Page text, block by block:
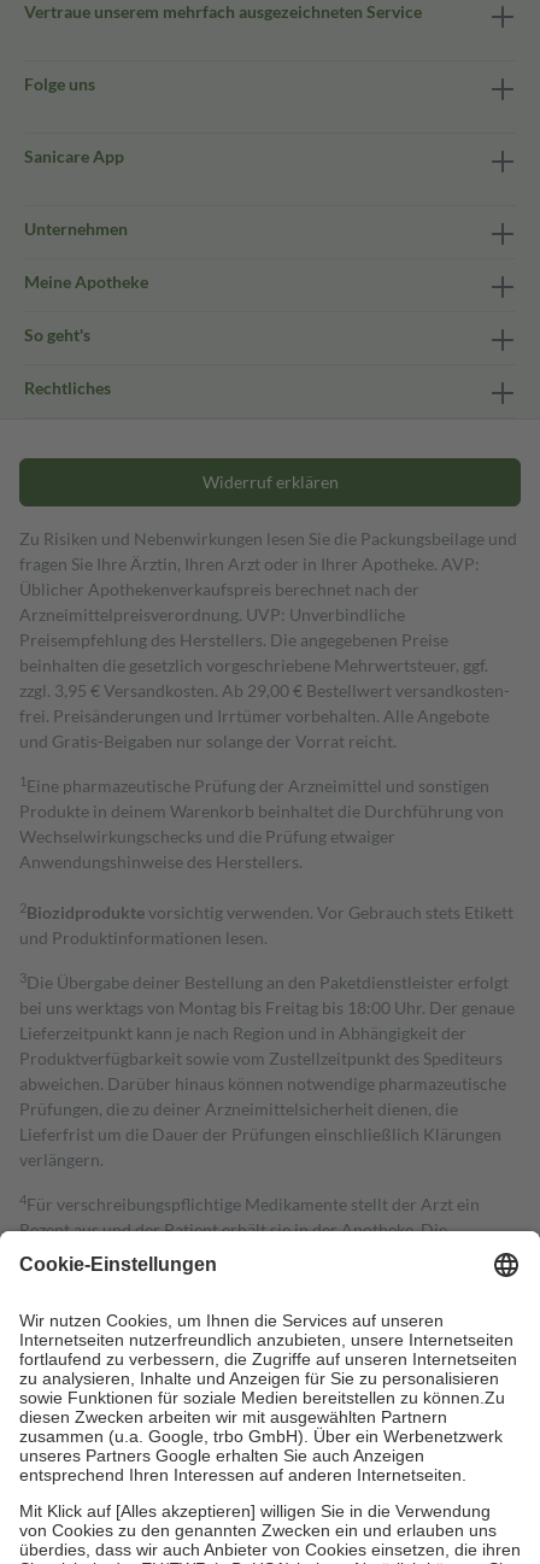
Vertraue unserem mehrfach ausgezeichneten Service
Folge uns
Sanicare App
Unternehmen
Meine Apotheke
So geht's
Rechtliches
Widerruf erklären
Zu Risiken und Nebenwirkungen lesen Sie die Packungsbeilage und
fragen Sie Ihre Ärztin, Ihren Arzt oder in Ihrer Apotheke. AVP:
Üblicher Apothekenverkaufspreis berechnet nach der
Arzneimittelpreisverordnung. UVP: Unverbindliche
Preisempfehlung des Herstellers. Die angegebenen Preise
beinhalten die gesetzlich vorgeschriebene Mehrwertsteuer, ggf.
zzgl. 3,95 € Versandkosten. Ab 29,00 € Bestell­wert versand­kosten­
frei. Preisänderungen und Irrtümer vorbehalten. Alle Angebote
und Gratis-Beigaben nur solange der Vorrat reicht.
1 Eine pharmazeutische Prüfung der Arzneimittel und sonstigen
Produkte in deinem Warenkorb beinhaltet die Durchführung von
Wechselwirkungschecks und die Prüfung etwaiger
Anwendungshinweise des Herstellers.
2Biozidproduktevorsichtig verwenden. Vor Gebrauch stets Etikett
und Produktinformationen lesen.
3Die Übergabe deiner Bestellung an den Paketdienstleister erfolgt
bei uns werktags von Montag bis Freitag bis 18:00 Uhr. Der genaue
Lieferzeitpunkt kann je nach Region und in Abhängigkeit der
Produktverfügbarkeit sowie vom Zustellzeitpunkt des Spediteurs
abweichen. Darüber hinaus können notwendige pharmazeutische
Prüfungen, die zu deiner Arzneimittelsicherheit dienen, die
Lieferfrist um die Dauer der Prüfungen einschließlich Klärungen
verlängern.
4Für verschreibungspflichtige Medikamente stellt der Arzt ein
Rezept aus und der Patient erhält sie in der Apotheke. Die
gesetzliche Krankenversicherung übernimmt in der Regel die
Kosten dafür, der Versicherte trägt einen Teil davon als Zuzahlung
Grundsätzlich leisten Mitglieder Zuzahlungen in Höhe von zehn
Prozent des Abgabepreises,mindestens jedochfünf Euround
höchstens zehn Euro.Es sind jedoch nie mehr als die tatsächlichen
Kosten der Leistung zu entrichten.
Diese Regeln gelten grundsätzlich auch für Online-Apotheken.
Bei Heilmitteln und häuslicher Krankenpflege beträgt die
Zuzahlung zehn Prozent der Kosten sowie zehn Euro je
Verordnung.
Um das Engagement der Versicherten für ihre eigene Gesundheit zu
stärken und die besondere Stellung der Familie zu unterstützen,